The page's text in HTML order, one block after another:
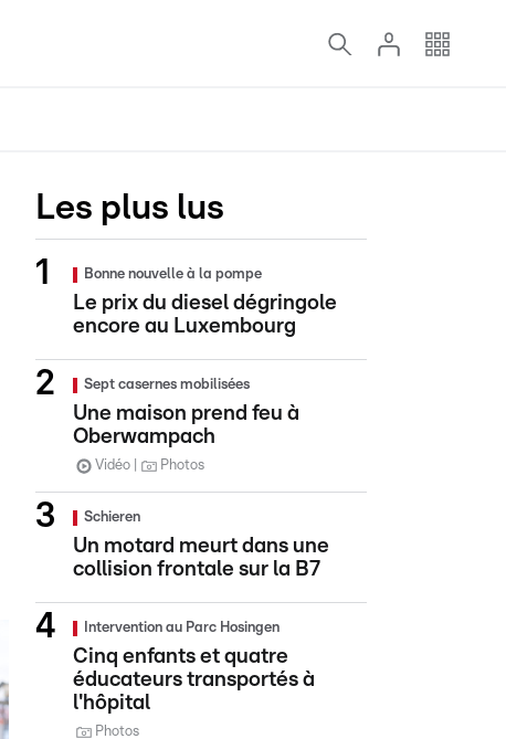
Les plus lus
Bonne nouvelle à la pompe
Le prix du diesel dégringole
encore au Luxembourg
Sept casernes mobilisées
Une maison prend feu à
Oberwampach
Vidéo Photos
Schieren
Un motard meurt dans une
collision frontale sur la B7
Intervention au Parc Hosingen
Cinq enfants et quatre
éducateurs transportés à
l'hôpital
Photos